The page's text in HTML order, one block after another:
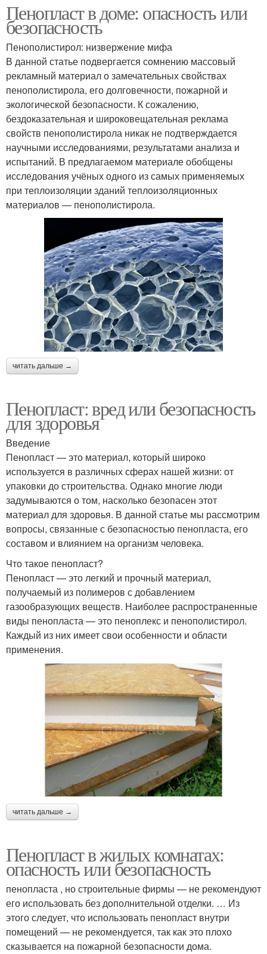
Пенопласт в доме: опасность или
безопасность
Пенополистирол: низвержение мифа
В данной статье подвергается сомнению массовый
рекламный материал о замечательных свойствах
пенополистирола, его долговечности, пожарной и
экологической безопасности. К сожалению,
бездоказательная и широковещательная реклама
свойств пенополистирола никак не подтверждается
научными исследованиями, результатами анализа и
испытаний. В предлагаемом материале обобщены
исследования учёных одного из самых применяемых
при теплоизоляции зданий теплоизоляционных
материалов — пенополистирола.
читать дальше →
Пенопласт: вред или безопасность
для здоровья
Введение
Пенопласт — это материал, который широко
используется в различных сферах нашей жизни: от
упаковки до строительства. Однако многие люди
задумываются о том, насколько безопасен этот
материал для здоровья. В данной статье мы рассмотрим
вопросы, связанные с безопасностью пенопласта, его
составом и влиянием на организм человека.
Что такое пенопласт?
Пенопласт — это легкий и прочный материал,
получаемый из полимеров с добавлением
газообразующих веществ. Наиболее распространенные
виды пенопласта — это пеноплекс и пенополистирол.
Каждый из них имеет свои особенности и области
применения.
читать дальше →
Пенопласт в жилых комнатах:
опасность или безопасность
пенопласта , но строительные фирмы — не рекомендуют
его использовать без дополнительной отделки. … Из
этого следует, что использовать пенопласт внутри
помещений — не рекомендуется, так как это плохо
сказывается на пожарной безопасности дома.